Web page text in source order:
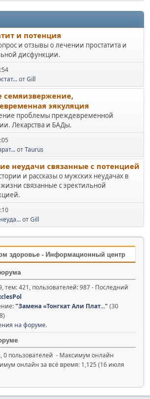
и потенция
и отзывы о лечении простатита и
дисфункции.
отGill
семяизвержение,
эякуляция
проблемы преждевременной
Лекарства и БАДы.
отTaurus
неудачи связанные с потенцией
и рассказы о мужских неудачах в
связанные с эректильной
отGill
здоровье - Информационный центр
тем: 421, пользователей: 987 - Последний
"Замена «Тонгкат Али Плат..." (30
на форуме.
0 пользователей - Максимум онлайн
онлайн за всё время: 1,125 (16 июля